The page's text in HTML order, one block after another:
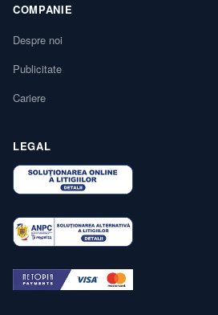
COMPANIE
Despre noi
Publicitate
Cariere
LEGAL